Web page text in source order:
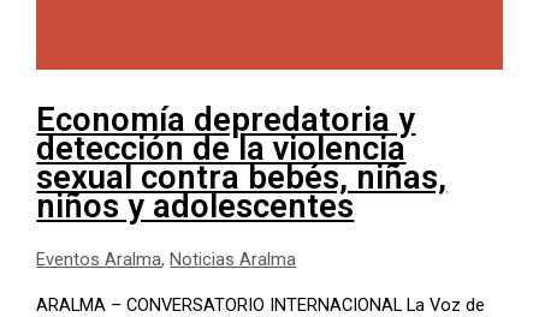
Economía depredatoria y
detección de la violencia
sexual contra bebés, niñas,
niños y adolescentes
Eventos Aralma, Noticias Aralma
ARALMA – CONVERSATORIO INTERNACIONAL La Voz de